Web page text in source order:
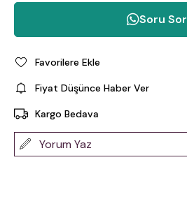
Soru Sor
Favorilere Ekle
Fiyat Düşünce Haber Ver
Kargo Bedava
Yorum Yaz